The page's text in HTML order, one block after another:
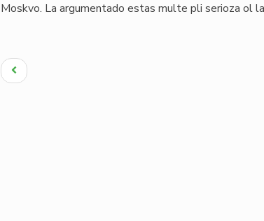
Moskvo. La argumentado estas multe pli serioza ol
Pagination
Antaŭa
paĝo